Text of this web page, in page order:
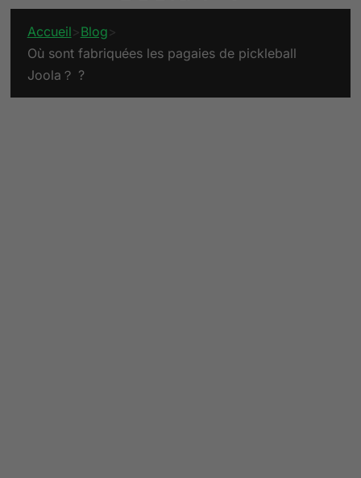
Accueil>Blog>
Où sont fabriquées les pagaies de pickleball
Joola？ ?